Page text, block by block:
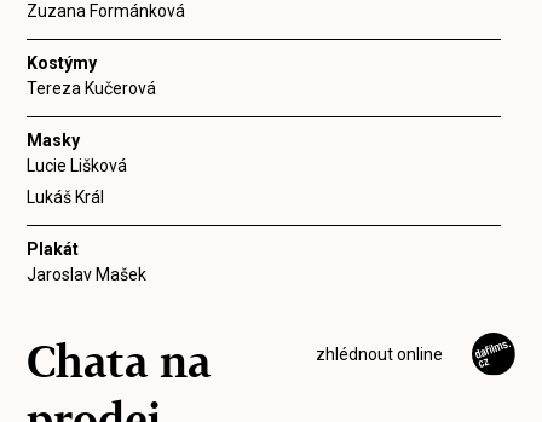
Zuzana Formánková
Kostýmy
Tereza Kučerová
Masky
Lucie Lišková
Lukáš Král
Plakát
Jaroslav Mašek
zhlédnout online
Chata na